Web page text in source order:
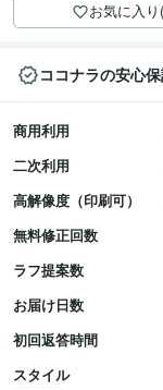
お気に入り
ココナラの安心
商用利用
二次利用
高解像度（印刷可）
無料修正回数
ラフ提案数
お届け日数
初回返答時間
スタイル